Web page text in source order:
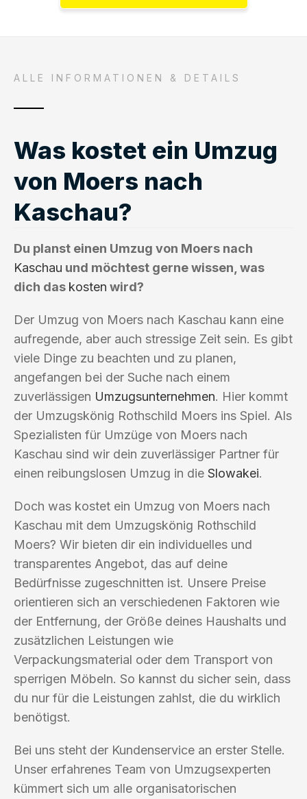
ALLE INFORMATIONEN & DETAILS
Was kostet ein Umzug
von Moers nach
Kaschau?
Du planst einen Umzug von Moers nach
Kaschau und möchtest gerne wissen, was
dich das kosten wird?
Der Umzug von Moers nach Kaschau kann eine
aufregende, aber auch stressige Zeit sein. Es gibt
viele Dinge zu beachten und zu planen,
angefangen bei der Suche nach einem
zuverlässigen Umzugsunternehmen. Hier kommt
der Umzugskönig Rothschild Moers ins Spiel. Als
Spezialisten für Umzüge von Moers nach
Kaschau sind wir dein zuverlässiger Partner für
einen reibungslosen Umzug in die Slowakei.
Doch was kostet ein Umzug von Moers nach
Kaschau mit dem Umzugskönig Rothschild
Moers? Wir bieten dir ein individuelles und
transparentes Angebot, das auf deine
Bedürfnisse zugeschnitten ist. Unsere Preise
orientieren sich an verschiedenen Faktoren wie
der Entfernung, der Größe deines Haushalts und
zusätzlichen Leistungen wie
Verpackungsmaterial oder dem Transport von
sperrigen Möbeln. So kannst du sicher sein, dass
du nur für die Leistungen zahlst, die du wirklich
benötigst.
Bei uns steht der Kundenservice an erster Stelle.
Unser erfahrenes Team von Umzugsexperten
kümmert sich um alle organisatorischen